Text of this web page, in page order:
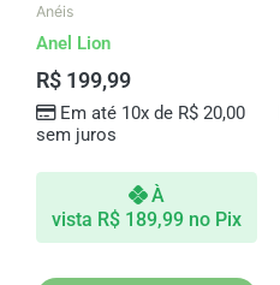
Anéis
Anel Lion
R$ 199,99
Em até 10x de R$20,00
sem juros
À
vista R$ 189,99 no Pix